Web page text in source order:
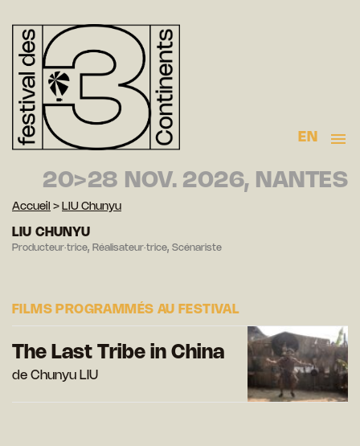
EN
20>28 NOV. 2026, NANTES
Accueil > LIU Chunyu
LIU CHUNYU
Producteur·trice, Réalisateur·trice, Scénariste
FILMS PROGRAMMÉS AU FESTIVAL
The Last Tribe in China
de Chunyu LIU